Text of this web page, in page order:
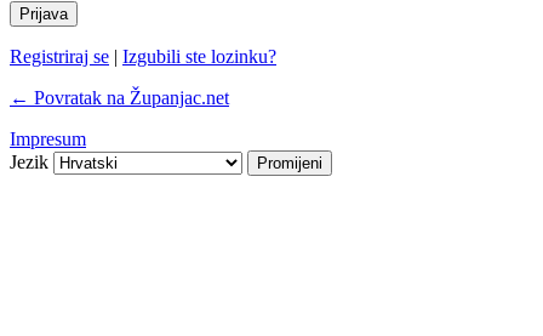
Registriraj se | Izgubili ste lozinku?
← Povratak na Županjac.net
Impresum
Jezik